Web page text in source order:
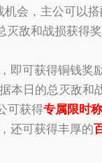
会，主公可以搭
灭敌和战损获得
可获得铜钱奖
日的总灭敌和
可获得专属限时
可获得丰厚的